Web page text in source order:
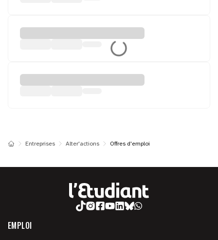
Entreprises Alter'actions Offres d'emploi
EMPLOI